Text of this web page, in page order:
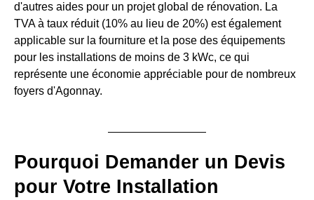
d'autres aides pour un projet global de rénovation. La
TVA à taux réduit (10% au lieu de 20%) est également
applicable sur la fourniture et la pose des équipements
pour les installations de moins de 3 kWc, ce qui
représente une économie appréciable pour de nombreux
foyers d'Agonnay.
Pourquoi Demander un Devis
pour Votre Installation